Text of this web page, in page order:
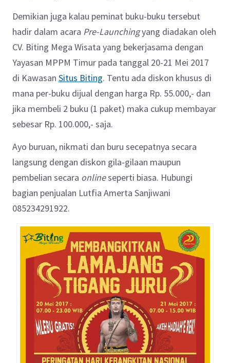
Demikian juga kalau peminat buku-buku tersebut
hadir dalam acara Pre-Launchingyang diadakan oleh
CV. Biting Mega Wisata yang bekerjasama dengan
Yayasan MPPM Timur pada tanggal 20-21 Mei 2017
di Kawasan Situs Biting. Tentu ada diskon khusus di
mana per-buku dijual dengan harga Rp. 55.000,- dan
jika membeli 2 buku (1 paket) maka cukup membayar
sebesar Rp. 100.000,- saja.
Ayo buruan, nikmati dan buru secepatnya secara
langsung dengan diskon gila-gilaan maupun
pembelian secara onlineseperti biasa. Hubungi
bagian penjualan Lutfia Amerta Sanjiwani
085234291922.